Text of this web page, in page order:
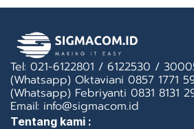
Tel: 021-6122801 / 6122530 /
(Whatsapp) Oktaviani 0857 1771
(Whatsapp) Febriyanti 0831 8131
Email: info@sigmacom.id
Tentang kami :